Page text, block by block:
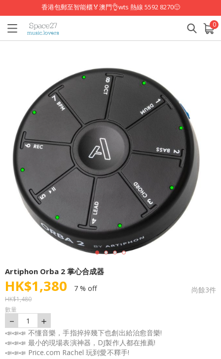
香港包郵至智能櫃🏅澳門👌wts 熱線 5592 8270🙂
0
已加入購物車 查看
Artiphon Orba 2 掌心合成器
HK$1,380 7 % off 尚餘3件
HK$1,480
數量
－ 1 ＋
📣📣📣 不懂音樂，手指捽捽幾下也創出給治愈音樂!
📣📣📣 最小的現場表演神器，DJ製作人都在推薦!
📣📣📣 Price.com Rachel 玩到愛不釋手!